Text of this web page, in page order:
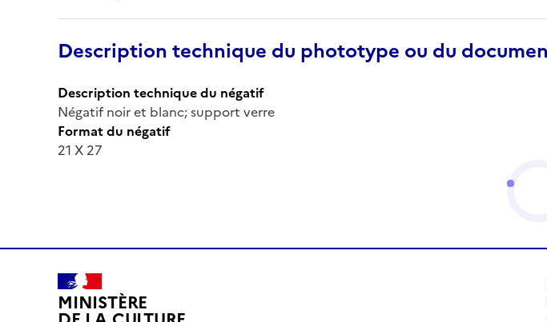
Description technique du phototype ou du
Description technique du négatif
Négatif noir et blanc; support verre
Format du négatif
21 X 27
MINISTÈRE